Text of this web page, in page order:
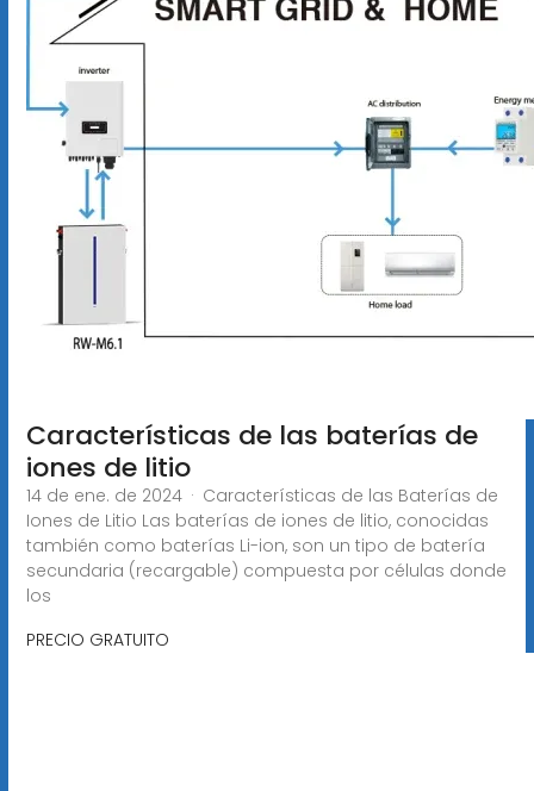
Características de las baterías de
iones de litio
14 de ene. de 2024 · Características de las Baterías de
Iones de Litio Las baterías de iones de litio, conocidas
también como baterías Li-ion, son un tipo de batería
secundaria (recargable) compuesta por células donde
los
PRECIO GRATUITO